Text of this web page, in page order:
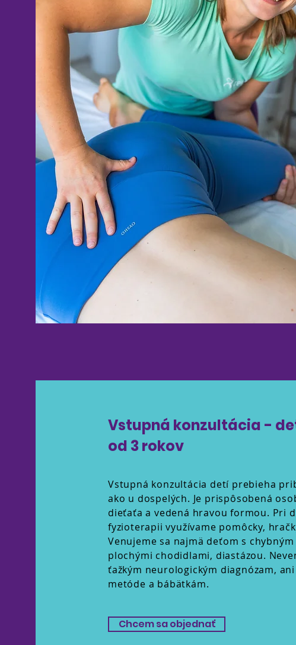
Vstupná konzultácia -
od 3 rokov
Vstupná konzultácia detí prebieha
ako u dospelých. Je prispôsobená
dieťaťa a vedená hravou formou. Pri
fyzioterapii využívame pomôcky,
Venujeme sa najmä deťom s
plochými chodidlami, diastázou.
ťažkým neurologickým diagnózam,
metóde a bábätkám.
Chcem sa objednať